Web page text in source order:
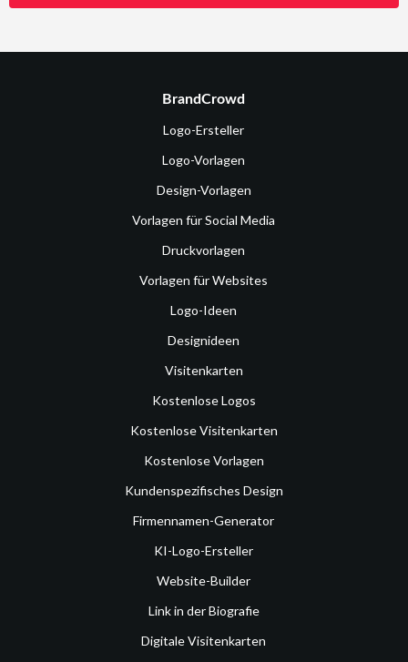
BrandCrowd
Logo-Ersteller
Logo-Vorlagen
Design-Vorlagen
Vorlagen für Social Media
Druckvorlagen
Vorlagen für Websites
Logo-Ideen
Designideen
Visitenkarten
Kostenlose Logos
Kostenlose Visitenkarten
Kostenlose Vorlagen
Kundenspezifisches Design
Firmennamen-Generator
KI-Logo-Ersteller
Website-Builder
Link in der Biografie
Digitale Visitenkarten